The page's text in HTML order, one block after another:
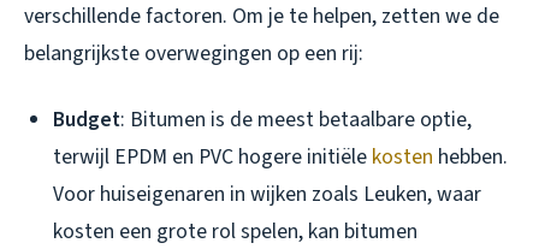
verschillende factoren. Om je te helpen, zetten we de
belangrijkste overwegingen op een rij:
Budget: Bitumen is de meest betaalbare optie,
terwijl EPDM en PVC hogere initiële kosten hebben.
Voor huiseigenaren in wijken zoals Leuken, waar
kosten een grote rol spelen, kan bitumen